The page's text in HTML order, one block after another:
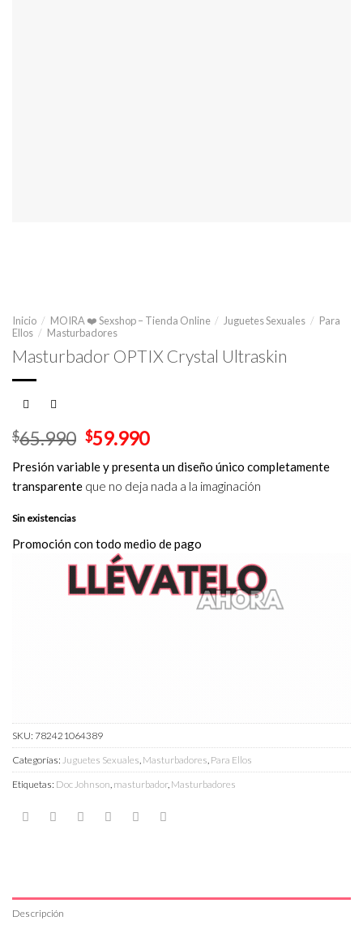
Inicio / MOIRA ❤️ Sexshop – Tienda Online / Juguetes Sexuales / Para
Ellos / Masturbadores
Masturbador OPTIX Crystal Ultraskin
$65.990 El
original
era:
$59.990El
actual
es:
Presión variable y presenta un diseño único completamente
transparente que no deja nada a la imaginación
Sin existencias
Promoción con todo medio de pago
SKU: 782421064389
Categorías: Juguetes Sexuales Masturbadores Para Ellos
Etiquetas: Doc Johnson masturbador, Masturbadores
Descripción